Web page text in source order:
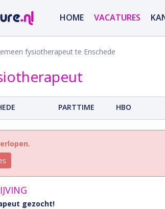
HOME VACATURES
fysiotherapeut te Enschede
PARTTIME HBO
gezocht!